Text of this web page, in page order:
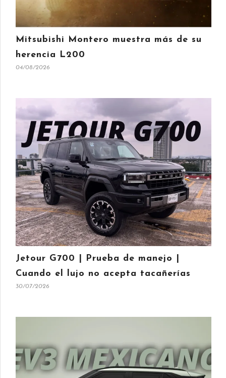
Mitsubishi Montero muestra más de su
herencia L200
04/08/2026
Jetour G700 | Prueba de manejo |
Cuando el lujo no acepta tacañerías
30/07/2026